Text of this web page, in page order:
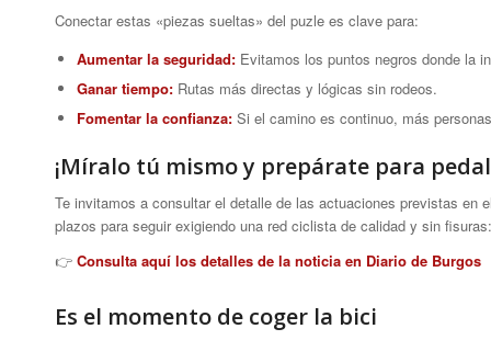
Conectar estas «piezas sueltas» del puzle es clave para:
Aumentar la seguridad: Evitamos los puntos negros donde la
Ganar tiempo: Rutas más directas y lógicas sin rodeos.
Fomentar la confianza: Si el camino es continuo, más
¡Míralo tú mismo y prepárate para
Te invitamos a consultar el detalle de las actuaciones previstas
plazos para seguir exigiendo una red ciclista de calidad y sin fisuras:
👉 Consulta aquí los detalles de la noticia en Diario de Burgos
Es el momento de coger la bici